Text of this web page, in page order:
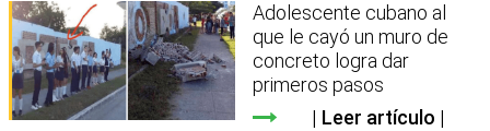
Adolescente cubano al
que le cayó un muro de
concreto logra dar
primeros pasos
Leer artículo